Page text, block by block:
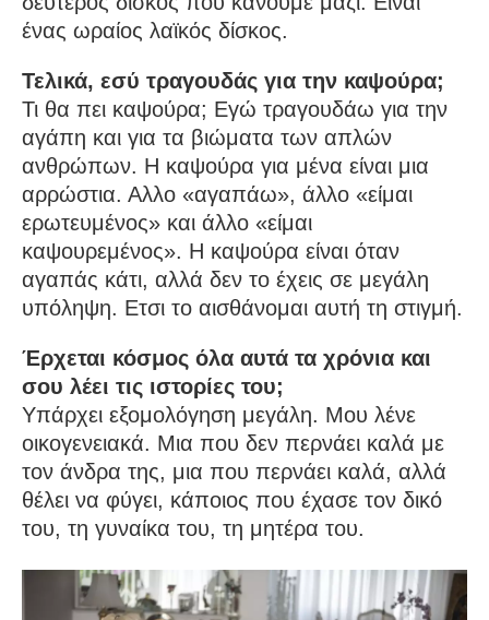
ένας ωραίος λαϊκός δίσκος.
Τελικά, εσύ τραγουδάς για την καψούρα;
Τι θα πει καψούρα; Εγώ τραγουδάω για την
αγάπη και για τα βιώματα των απλών
ανθρώπων. Η καψούρα για μένα είναι μια
αρρώστια. Αλλο «αγαπάω», άλλο «είμαι
ερωτευμένος» και άλλο «είμαι
καψουρεμένος». Η καψούρα είναι όταν
αγαπάς κάτι, αλλά δεν το έχεις σε μεγάλη
υπόληψη. Ετσι το αισθάνομαι αυτή τη στιγμή.
Έρχεται κόσμος όλα αυτά τα χρόνια και
σου λέει τις ιστορίες του;
Υπάρχει εξομολόγηση μεγάλη. Μου λένε
οικογενειακά. Μια που δεν περνάει καλά με
τον άνδρα της, μια που περνάει καλά, αλλά
θέλει να φύγει, κάποιος που έχασε τον δικό
του, τη γυναίκα του, τη μητέρα του.